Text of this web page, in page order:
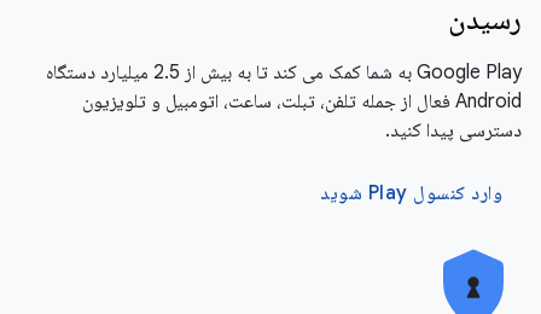
رسیدن
Google Play به شما کمک می کند تا به بیش از 2.5 میلیارد دستگاه
Android فعال از جمله تلفن، تبلت، ساعت، اتومبیل و تلویزیون
دسترسی پیدا کنید.
وارد کنسول Play شوید